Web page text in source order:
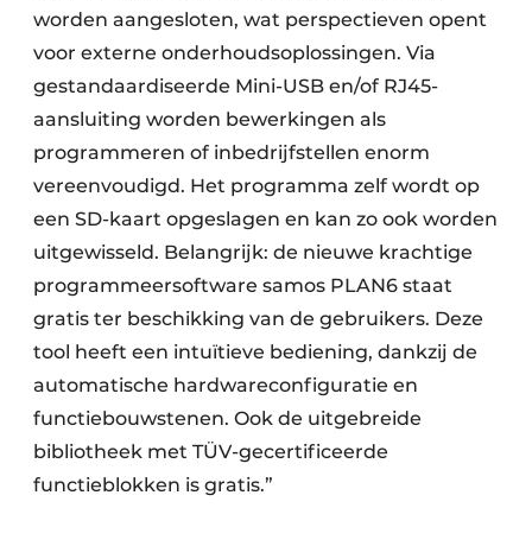
worden aangesloten, wat perspectieven opent
voor externe onderhoudsoplossingen. Via
gestandaardiseerde Mini-USB en/of RJ45-
aansluiting worden bewerkingen als
programmeren of inbedrijfstellen enorm
vereenvoudigd. Het programma zelf wordt op
een SD-kaart opgeslagen en kan zo ook worden
uitgewisseld. Belangrijk: de nieuwe krachtige
programmeersoftware samos PLAN6 staat
gratis ter beschikking van de gebruikers. Deze
tool heeft een intuïtieve bediening, dankzij de
automatische hardwareconfiguratie en
functiebouwstenen. Ook de uitgebreide
bibliotheek met TÜV-gecertificeerde
functieblokken is gratis.”